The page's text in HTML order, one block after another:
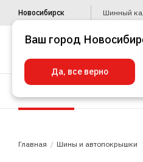
Новосибирск Шинный
Главная Шины и автопокрышки
Ваш город
Да, все верно